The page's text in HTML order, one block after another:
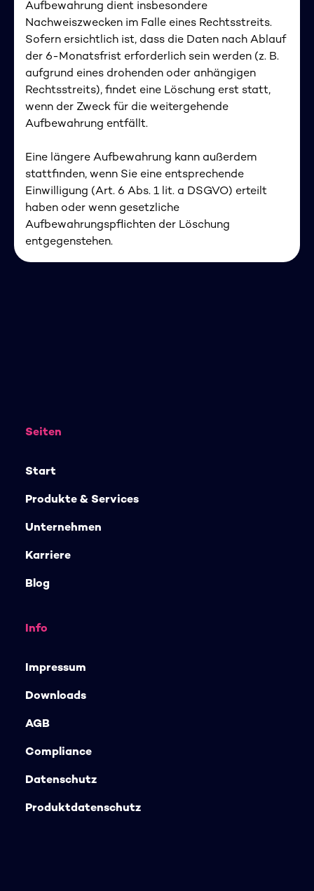
Aufbewahrung dient insbesondere
Nachweiszwecken im Falle eines Rechtsstreits.
Sofern ersichtlich ist, dass die Daten nach Ablauf
der 6-Monatsfrist erforderlich sein werden (z. B.
aufgrund eines drohenden oder anhängigen
Rechtsstreits), findet eine Löschung erst statt,
wenn der Zweck für die weitergehende
Aufbewahrung entfällt.
Eine längere Aufbewahrung kann außerdem
stattfinden, wenn Sie eine entsprechende
Einwilligung (Art. 6 Abs. 1 lit. a DSGVO) erteilt
haben oder wenn gesetzliche
Aufbewahrungspflichten der Löschung
entgegenstehen.
Seiten
Start
Produkte & Services
Unternehmen
Karriere
Blog
Info
Impressum
Downloads
AGB
Compliance
Datenschutz
Produktdatenschutz